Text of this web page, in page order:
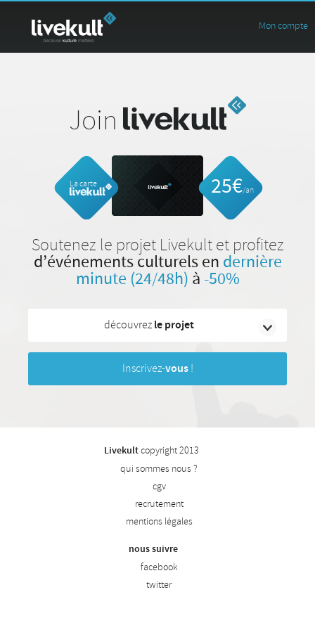
Mon compte
Join
La carte 25€/an
Soutenez le projet Livekult et profitez
d’événements culturels en dernière
minute (24/48h) à -50%
découvrez le projet
Inscrivez-vous!
Livekultcopyright 2013
qui sommes nous ?
cgv
recrutement
mentions légales
nous suivre
facebook
twitter